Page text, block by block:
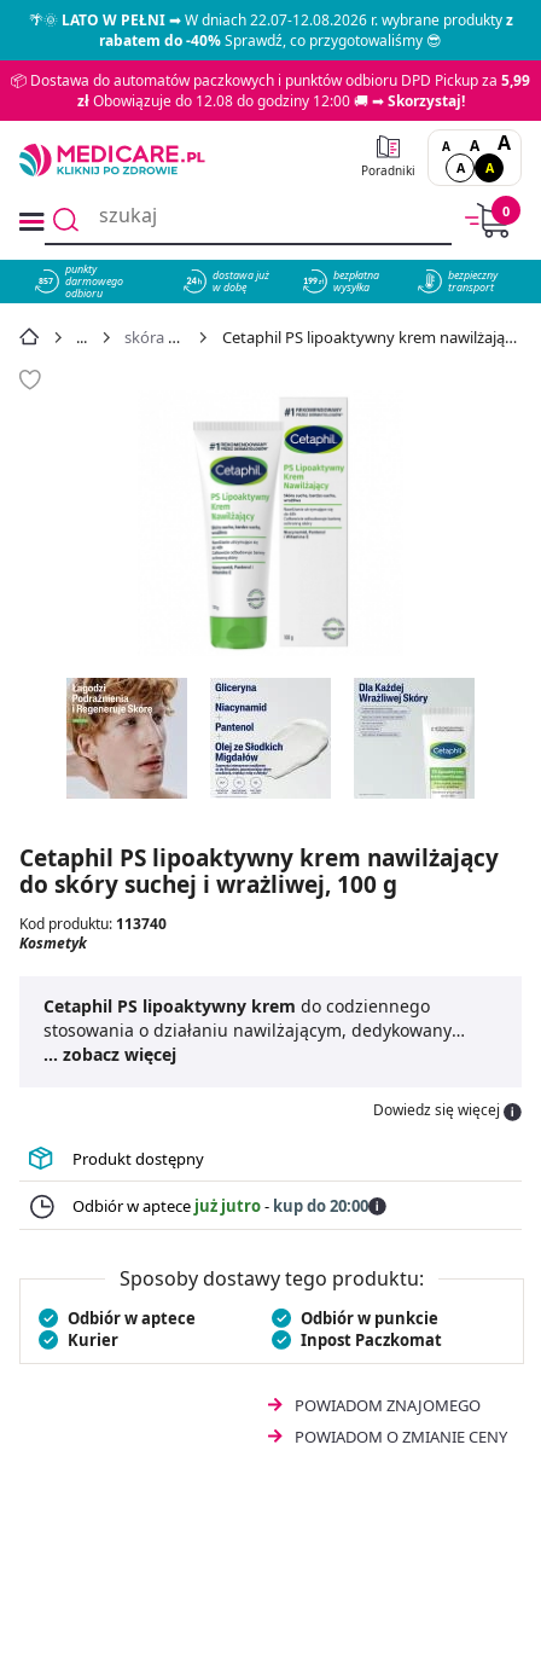
🌴🌞LATO W PEŁNI➡ W dniach 22.07-12.08.2026 r. wybrane produktyz
rabatem do -40%Sprawdź, co przygotowaliśmy 😎
📦 Dostawa do automatów paczkowych i punktów odbioru DPD Pickup za 5,99
złObowiązuje do 12.08 do godziny 12:00 🚚 ➡Skorzystaj!
Poradniki
A A A
A A
0
857
punkty
darmowego
odbioru
dostawa już
w dobę
bezpłatna
wysyłka
bezpieczny
transport
skóra sucha, atopowa Cetaphil PS lipoaktywny krem nawilżający do skóry suchej i wrażliwej, 100 g - cena 49,59 zł
Cetaphil PS lipoaktywny krem nawilżający
do skóry suchej i wrażliwej, 100 g
Kod produktu: 113740
Kosmetyk
Cetaphil PS lipoaktywny krem do codziennego
stosowania o działaniu nawilżającym, dedykowany
skórze suchej i bardzo wrażliwej.
wysuszeniem utrzymującą się nawet do 48 godzin.
po 1. tygodniu stosowania i tworzy na jego powierzchni
warstwę ochronną.Cetaphil PS lipoaktywny krem do
skóry suchej i wrażliwejdobrze łagodzi świąd i
podrażnienia. Krem jest bezzapachowy i
... zobacz więcej
Dowiedz się więcej
Produkt dostępny
Odbiór w aptece już jutro- kup do 20:00
Sposoby dostawy tego produktu:
Odbiór w aptece
Odbiór w punkcie
Kurier
Inpost Paczkomat
POWIADOM ZNAJOMEGO
POWIADOM O ZMIANIE CENY